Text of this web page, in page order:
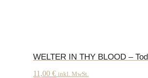
WELTER IN THY BLOOD –
11,00 € inkl. MwSt.